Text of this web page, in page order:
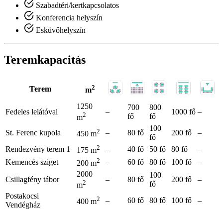
Szabadtéri/kertkapcsolatos
Konferencia helyszín
Esküvőhelyszín
Teremkapacitás
Terem m2
Fedeles lelátóval
1250
m2 –
700
fő
800
fő
1000 fő –
St. Ferenc kupola 450 m2 – 80 fő
100
fő
200 fő
–
Rendezvény terem 1
175 m2 – 40 fő 50 fő 80 fő
–
Kemencés sziget
200 m2 – 60 fő 80 fő 100 fő –
Csillagfény tábor
2000
m2 – 80 fő
100
fő
200 fő
–
Postakocsi
Vendégház
400 m2 – 60 fő 80 fő 100 fő –